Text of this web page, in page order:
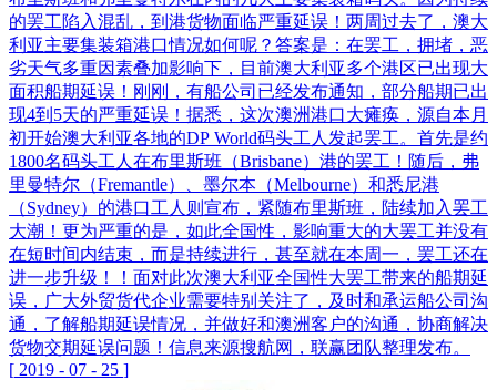
的罢工陷入混乱，到港货物面临严重延误！两周过去了，澳大
利亚主要集装箱港口情况如何呢？答案是：在罢工，拥堵，恶
劣天气多重因素叠加影响下，目前澳大利亚多个港区已出现大
面积船期延误！刚刚，有船公司已经发布通知，部分船期已出
现4到5天的严重延误！据悉，这次澳洲港口大瘫痪，源自本月
初开始澳大利亚各地的DP World码头工人发起罢工。首先是约
1800名码头工人在布里斯班（Brisbane）港的罢工！随后，弗
里曼特尔（Fremantle）、墨尔本（Melbourne）和悉尼港
（Sydney）的港口工人则宣布，紧随布里斯班，陆续加入罢工
大潮！更为严重的是，如此全国性，影响重大的大罢工并没有
在短时间内结束，而是持续进行，甚至就在本周一，罢工还在
进一步升级！！面对此次澳大利亚全国性大罢工带来的船期延
误，广大外贸货代企业需要特别关注了，及时和承运船公司沟
通，了解船期延误情况，并做好和澳洲客户的沟通，协商解决
货物交期延误问题！信息来源搜航网，联赢团队整理发布。
[ 2019 - 07 - 25 ]